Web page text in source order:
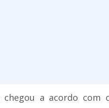
chegou a acordo com